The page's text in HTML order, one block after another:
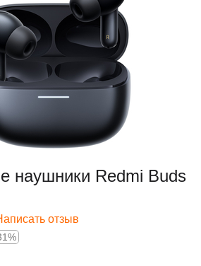
наушники Redmi Buds
отзыв